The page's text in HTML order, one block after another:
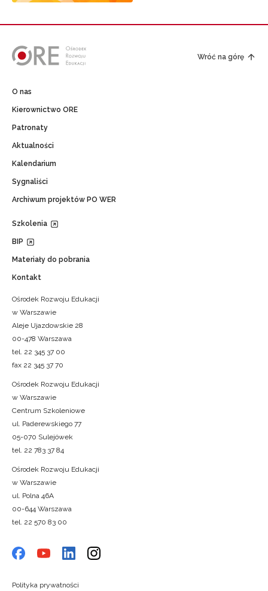
Wróć na górę
O nas
Kierownictwo ORE
Patronaty
Aktualności
Kalendarium
Sygnaliści
Archiwum projektów PO WER
Szkolenia
BIP
Materiały do pobrania
Kontakt
Ośrodek Rozwoju Edukacji
w Warszawie
Aleje Ujazdowskie 28
00-478 Warszawa
tel. 22 345 37 00
fax 22 345 37 70
Ośrodek Rozwoju Edukacji
w Warszawie
Centrum Szkoleniowe
ul. Paderewskiego 77
05-070 Sulejówek
tel. 22 783 37 84
Ośrodek Rozwoju Edukacji
w Warszawie
ul. Polna 46A
00-644 Warszawa
tel. 22 570 83 00
Polityka prywatności